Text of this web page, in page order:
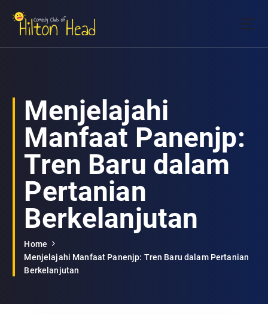
p
Menjelajahi
Manfaat Panenjp:
Tren Baru dalam
Pertanian
Berkelanjutan
Home
Menjelajahi Manfaat Panenjp: Tren Baru dalam Pertanian
Berkelanjutan